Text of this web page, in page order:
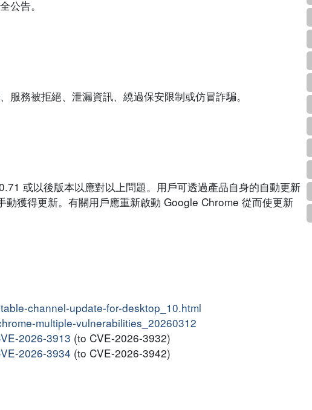
公告。
務被拒絕、泄漏資訊、繞過保安限制或仿冒詐騙。
或以後版本以應對以上問題。用戶可透過產品自身的自動更新
獲得更新。有關用戶應重新啟動 Google Chrome 從而使更新
channel-update-for-desktop_10.html
multiple-vulnerabilities_20260312
2026-3913 (to CVE-2026-3932)
2026-3934 (to CVE-2026-3942)